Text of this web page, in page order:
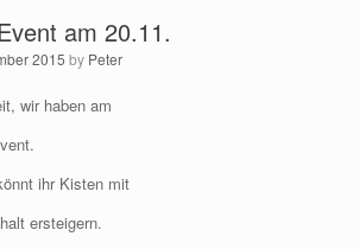
am 20.11.
2015 by Peter
wir haben am
ihr Kisten mit
ersteigern.